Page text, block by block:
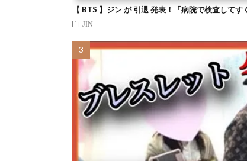
【 BTS 】ジン が 引退 発表！「病院で検査して
JIN